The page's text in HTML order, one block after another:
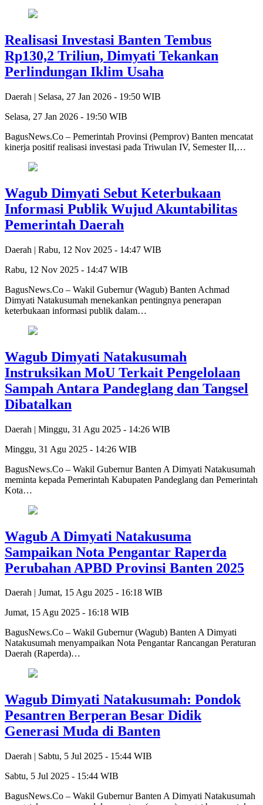
Realisasi Investasi Banten Tembus
Rp130,2 Triliun, Dimyati Tekankan
Perlindungan Iklim Usaha
Daerah | Selasa, 27 Jan 2026 - 19:50 WIB
Selasa, 27 Jan 2026 - 19:50 WIB
BagusNews.Co – Pemerintah Provinsi (Pemprov) Banten mencatat
kinerja positif realisasi investasi pada Triwulan IV, Semester II,…
Wagub Dimyati Sebut Keterbukaan
Informasi Publik Wujud Akuntabilitas
Pemerintah Daerah
Daerah | Rabu, 12 Nov 2025 - 14:47 WIB
Rabu, 12 Nov 2025 - 14:47 WIB
BagusNews.Co – Wakil Gubernur (Wagub) Banten Achmad
Dimyati Natakusumah menekankan pentingnya penerapan
keterbukaan informasi publik dalam…
Wagub Dimyati Natakusumah
Instruksikan MoU Terkait Pengelolaan
Sampah Antara Pandeglang dan Tangsel
Dibatalkan
Daerah | Minggu, 31 Agu 2025 - 14:26 WIB
Minggu, 31 Agu 2025 - 14:26 WIB
BagusNews.Co – Wakil Gubernur Banten A Dimyati Natakusumah
meminta kepada Pemerintah Kabupaten Pandeglang dan Pemerintah
Kota…
Wagub A Dimyati Natakusuma
Sampaikan Nota Pengantar Raperda
Perubahan APBD Provinsi Banten 2025
Daerah | Jumat, 15 Agu 2025 - 16:18 WIB
Jumat, 15 Agu 2025 - 16:18 WIB
BagusNews.Co – Wakil Gubernur (Wagub) Banten A Dimyati
Natakusumah menyampaikan Nota Pengantar Rancangan Peraturan
Daerah (Raperda)…
Wagub Dimyati Natakusumah: Pondok
Pesantren Berperan Besar Didik
Generasi Muda di Banten
Daerah | Sabtu, 5 Jul 2025 - 15:44 WIB
Sabtu, 5 Jul 2025 - 15:44 WIB
BagusNews.Co – Wakil Gubernur Banten A Dimyati Natakusumah